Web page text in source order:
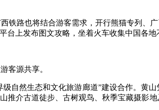
路也将结合游客需求，开行熊猫专列、
上发布图文攻略，坐着火车收集中国各地
客源共享。
然生态和文化旅游廊道”建设合作。黄
介古道徒步、古树观鸟、秋季宝藏摄影